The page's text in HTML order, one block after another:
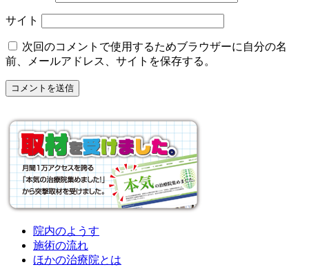
サイト
次回のコメントで使用するためブラウザーに自分の名
前、メールアドレス、サイトを保存する。
院内のようす
施術の流れ
ほかの治療院とは